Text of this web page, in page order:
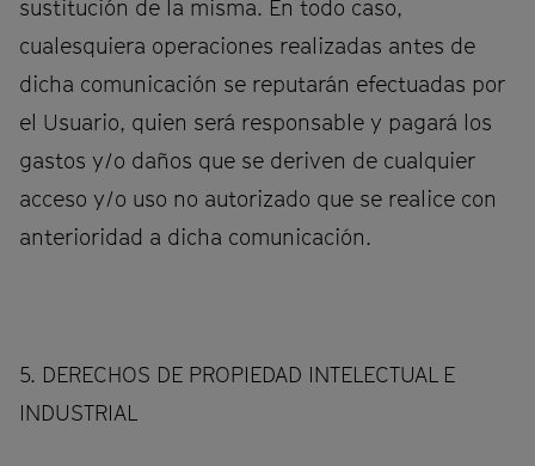
sustitución de la misma. En todo caso,
cualesquiera operaciones realizadas antes de
dicha comunicación se reputarán efectuadas por
el Usuario, quien será responsable y pagará los
gastos y/o daños que se deriven de cualquier
acceso y/o uso no autorizado que se realice con
anterioridad a dicha comunicación.
5. DERECHOS DE PROPIEDAD INTELECTUAL E
INDUSTRIAL